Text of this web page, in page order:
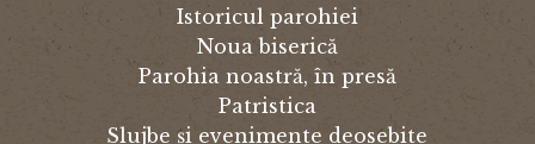
Istoricul parohiei
Noua biserică
Parohia noastră, în presă
Patristica
Slujbe și evenimente deosebite